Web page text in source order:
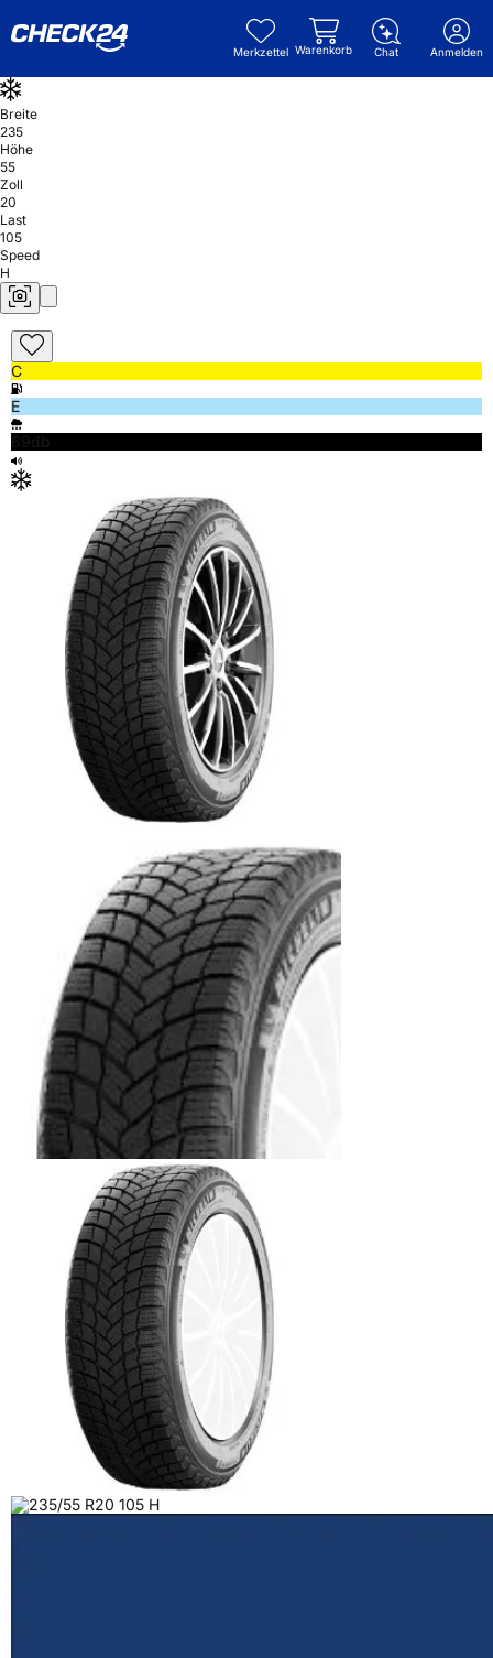
Merkzettel Warenkorb Chat Anmelden
Breite
235
Höhe
55
Zoll
20
Last
105
Speed
H
C
E
69db